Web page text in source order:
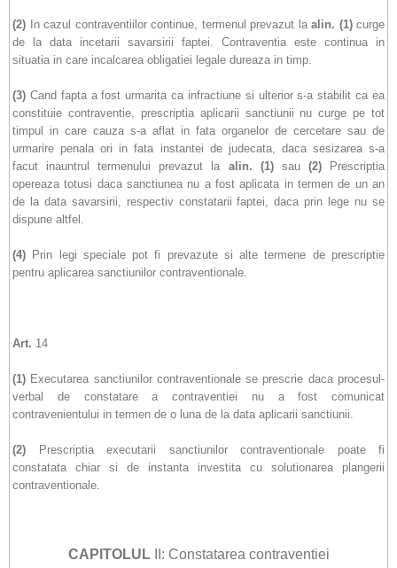
(2) In cazul contraventiilor continue, termenul prevazut la alin. (1) curge
de la data incetarii savarsirii faptei. Contraventia este continua in
situatia in care incalcarea obligatiei legale dureaza in timp.
(3) Cand fapta a fost urmarita ca infractiune si ulterior s-a stabilit ca ea
constituie contraventie, prescriptia aplicarii sanctiunii nu curge pe tot
timpul in care cauza s-a aflat in fata organelor de cercetare sau de
urmarire penala ori in fata instantei de judecata, daca sesizarea s-a
facut inauntrul termenului prevazut la alin. (1) sau (2)
Prescriptia
opereaza totusi daca sanctiunea nu a fost aplicata in termen de un an
de la data savarsirii, respectiv constatarii faptei, daca prin lege nu se
dispune altfel.
(4) Prin legi speciale pot fi prevazute si alte termene de prescriptie
pentru aplicarea sanctiunilor contraventionale.
Art. 14
(1) Executarea sanctiunilor contraventionale se prescrie daca procesul-
verbal de constatare a contraventiei nu a fost comunicat
contravenientului in termen de o luna de la data aplicarii sanctiunii.
(2)
Prescriptia executarii sanctiunilor contraventionale poate fi
constatata chiar si de instanta investita cu solutionarea plangerii
contraventionale.
CAPITOLULII: Constatarea contraventiei